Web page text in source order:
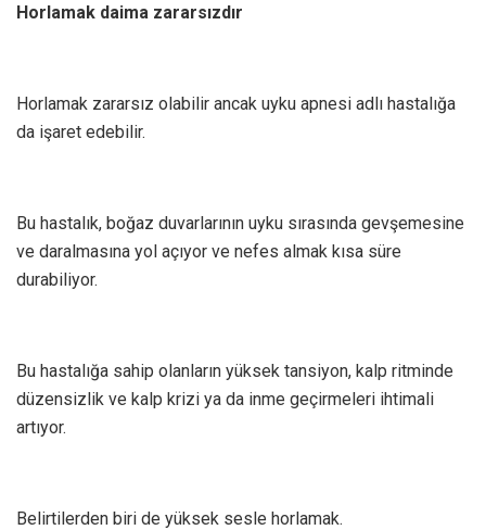
Horlamak daima zararsızdır
Horlamak zararsız olabilir ancak uyku apnesi adlı hastalığa
da işaret edebilir.
Bu hastalık, boğaz duvarlarının uyku sırasında gevşemesine
ve daralmasına yol açıyor ve nefes almak kısa süre
durabiliyor.
Bu hastalığa sahip olanların yüksek tansiyon, kalp ritminde
düzensizlik ve kalp krizi ya da inme geçirmeleri ihtimali
artıyor.
Belirtilerden biri de yüksek sesle horlamak.